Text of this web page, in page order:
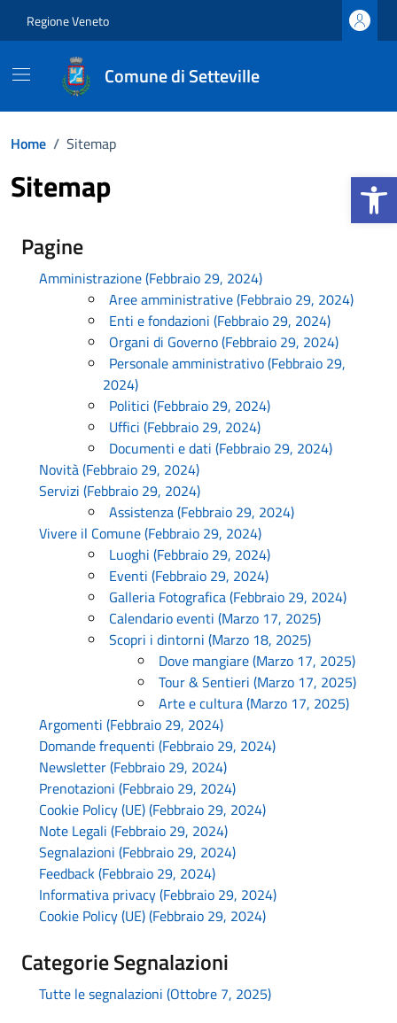
Apri la
Regione Veneto
Comune di Setteville
Home / Sitemap
Sitemap
Pagine
Amministrazione (Febbraio 29, 2024)
Aree amministrative (Febbraio 29, 2024)
Enti e fondazioni (Febbraio 29, 2024)
Organi di Governo (Febbraio 29, 2024)
Personale amministrativo (Febbraio 29,
2024)
Politici (Febbraio 29, 2024)
Uffici (Febbraio 29, 2024)
Documenti e dati (Febbraio 29, 2024)
Novità (Febbraio 29, 2024)
Servizi (Febbraio 29, 2024)
Assistenza (Febbraio 29, 2024)
Vivere il Comune (Febbraio 29, 2024)
Luoghi (Febbraio 29, 2024)
Eventi (Febbraio 29, 2024)
Galleria Fotografica (Febbraio 29, 2024)
Calendario eventi (Marzo 17, 2025)
Scopri i dintorni (Marzo 18, 2025)
Dove mangiare (Marzo 17, 2025)
Tour & Sentieri (Marzo 17, 2025)
Arte e cultura (Marzo 17, 2025)
Argomenti (Febbraio 29, 2024)
Domande frequenti (Febbraio 29, 2024)
Newsletter (Febbraio 29, 2024)
Prenotazioni (Febbraio 29, 2024)
Cookie Policy (UE) (Febbraio 29, 2024)
Note Legali (Febbraio 29, 2024)
Segnalazioni (Febbraio 29, 2024)
Feedback (Febbraio 29, 2024)
Informativa privacy (Febbraio 29, 2024)
Cookie Policy (UE) (Febbraio 29, 2024)
Categorie Segnalazioni
Tutte le segnalazioni (Ottobre 7, 2025)